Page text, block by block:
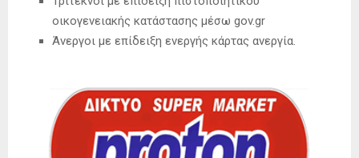
οικογενειακής κατάστασης μέσω gov.gr
Άνεργοι με επίδειξη ενεργής κάρτας ανεργία.